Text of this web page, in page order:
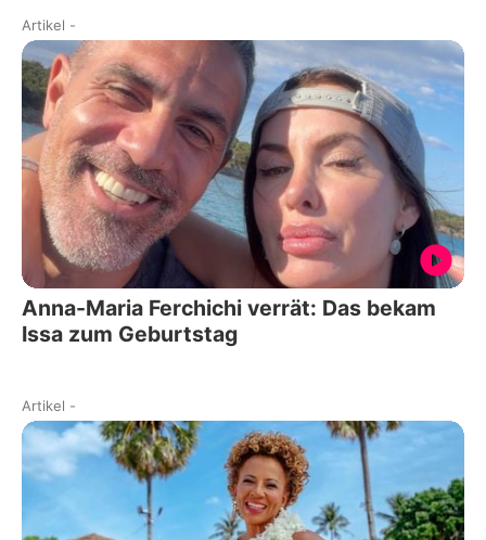
Artikel -
Anna-Maria Ferchichi verrät: Das bekam
Issa zum Geburtstag
Artikel -